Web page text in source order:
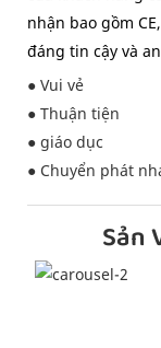
nhận bao gồm
đáng tin cậy và
● Vui vẻ
● Thuận tiện
● giáo dục
● Chuyển phát
Sản